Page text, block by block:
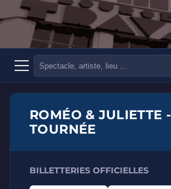
ROMÉO & JULIETTE -
TOURNÉE
BILLETTERIES OFFICIELLES